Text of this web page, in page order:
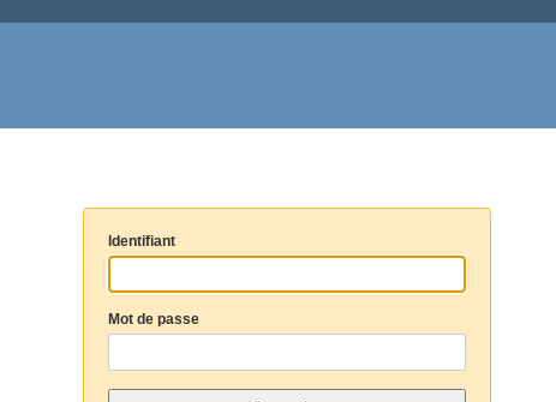
Identifiant
Mot de passe